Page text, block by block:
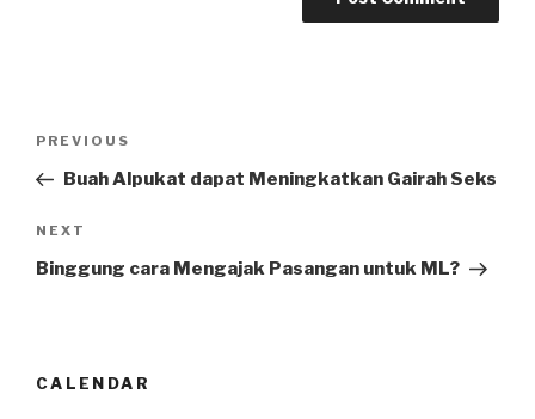
Previous
Post
PREVIOUS
Buah Alpukat dapat Meningkatkan Gairah Seks
Next
Post
NEXT
Binggung cara Mengajak Pasangan untuk ML?
CALENDAR